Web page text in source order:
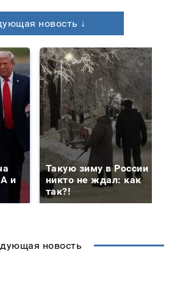
новость ↓
и
Такую зиму в России
никто не ждал: как
так?!
новость